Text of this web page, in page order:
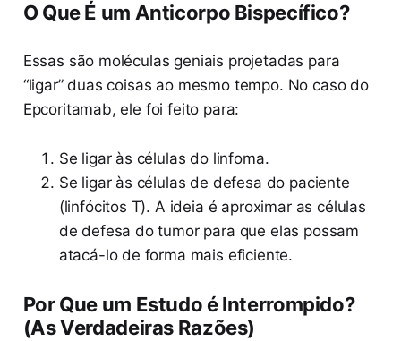
O Que É um Anticorpo Bispecífico?
Essas são moléculas geniais projetadas para
“ligar” duas coisas ao mesmo tempo. No caso do
Epcoritamab, ele foi feito para:
Se ligar às células do linfoma.
Se ligar às células de defesa do paciente
(linfócitos T). A ideia é aproximar as células
de defesa do tumor para que elas possam
atacá-lo de forma mais eficiente.
Por Que um Estudo é Interrompido?
(As Verdadeiras Razões)